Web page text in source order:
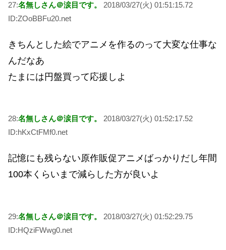
27:名無しさん＠涙目です。
2018/03/27(火) 01:51:15.72
ID:ZOoBBFu20.net
きちんとした絵でアニメを作るのって大変な仕事な
んだなあ
たまには円盤買って応援しよ
28:名無しさん＠涙目です。
2018/03/27(火) 01:52:17.52
ID:hKxCtFMf0.net
記憶にも残らない原作販促アニメばっかりだし年間
100本くらいまで減らした方が良いよ
29:名無しさん＠涙目です。
2018/03/27(火) 01:52:29.75
ID:HQziFWwg0.net